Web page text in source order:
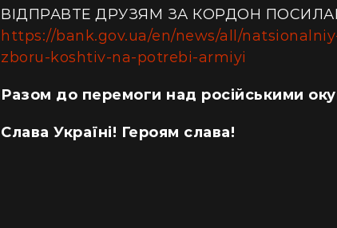
ВІДПРАВТЕ ДРУЗЯМ ЗА КОРДОН
https://bank.gov.ua/en/news/all/
zboru-koshtiv-na-potrebi-armiyi
Разом до перемоги над російськими
Слава Україні! Героям слава!